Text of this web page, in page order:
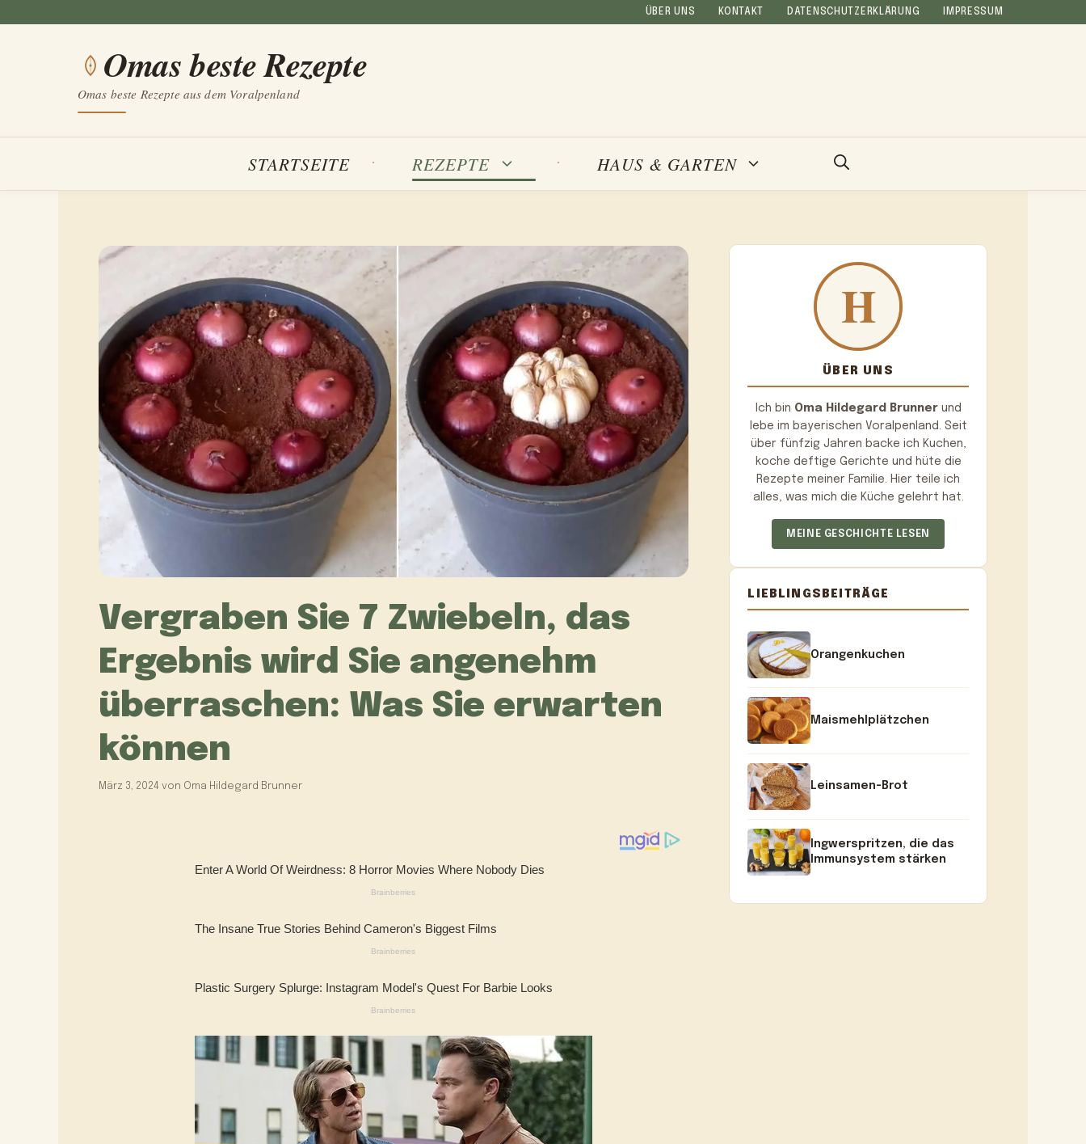
ÜBER UNS KONTAKT DATENSCHUTZERKLÄRUNG IMPRESSUM
Omas beste Rezepte
Omas beste Rezepte aus dem Voralpenland
STARTSEITE REZEPTE HAUS & GARTEN
Vergraben Sie 7 Zwiebeln, das
Ergebnis wird Sie angenehm
überraschen: Was Sie erwarten
können
März 3, 2024 von Oma Hildegard Brunner
ÜBER UNS
Ich bin Oma Hildegard Brunnerund
lebe im bayerischen Voralpenland. Seit
über fünfzig Jahren backe ich Kuchen,
koche deftige Gerichte und hüte die
Rezepte meiner Familie. Hier teile ich
alles, was mich die Küche gelehrt hat.
MEINE GESCHICHTE LESEN
LIEBLINGSBEITRÄGE
Orangenkuchen
Maismehlplätzchen
Leinsamen-Brot
Ingwerspritzen, die das
Immunsystem stärken